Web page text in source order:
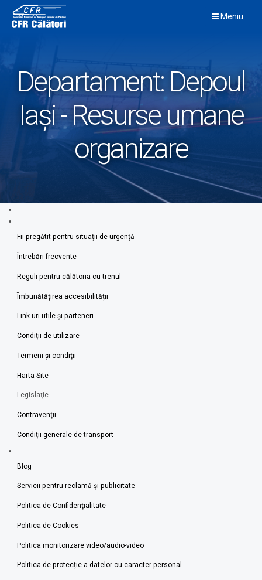
content
Meniu
Departament: Depoul
Iași - Resurse umane
organizare
Fii pregătit pentru situații de urgență
Întrebări frecvente
Reguli pentru călătoria cu trenul
Îmbunătățirea accesibilității
Link-uri utile şi parteneri
Condiţii de utilizare
Termeni şi condiţii
Harta Site
Legislaţie
Contravenţii
Condiţii generale de transport
Blog
Servicii pentru reclamă și publicitate
Politica de Confidenţialitate
Politica de Cookies
Politica monitorizare video/audio-video
Politica de protecție a datelor cu caracter personal